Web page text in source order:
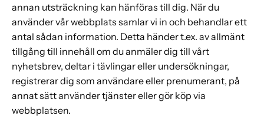
annan utsträckning kan hänföras till dig. När du
använder vår webbplats samlar vi in ​​och behandlar ett
antal sådan information. Detta händer t.ex. av allmänt
tillgång till innehåll om du anmäler dig till vårt
nyhetsbrev, deltar i tävlingar eller undersökningar,
registrerar dig som användare eller prenumerant, på
annat sätt använder tjänster eller gör köp via
webbplatsen.